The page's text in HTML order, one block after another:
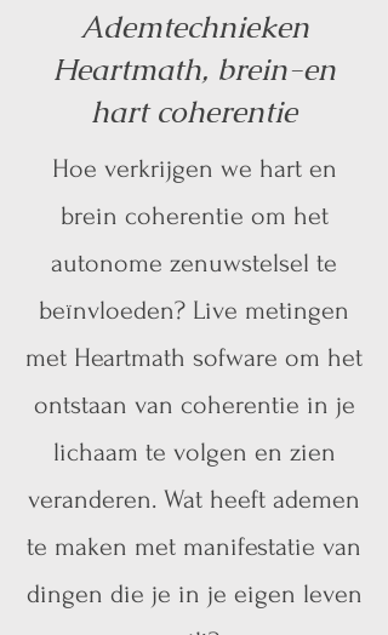
Ademtechnieken
Heartmath, brein-en
hart coherentie
Hoe verkrijgen we hart en
brein coherentie om het
autonome zenuwstelsel te
beïnvloeden? Live metingen
met Heartmath sofware om het
ontstaan van coherentie in je
lichaam te volgen en zien
veranderen. Wat heeft ademen
te maken met manifestatie van
dingen die je in je eigen leven